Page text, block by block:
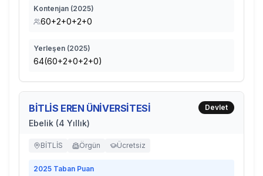
Kontenjan (2025)
60+2+0+2+0
Yerleşen (2025)
64(60+2+0+2+0)
BİTLİS EREN ÜNİVERSİTESİ
Ebelik (4 Yıllık)
Devlet
BİTLİS Örgün Ücretsiz
2025 Taban Puan